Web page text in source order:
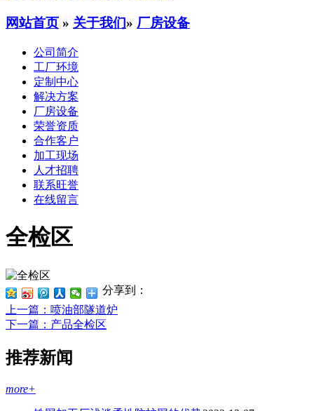
网站首页 » 关于我们» 厂房设备
公司简介
工厂环境
定制中心
解决方案
厂房设备
荣誉资质
合作客户
加工现场
人才招聘
联系旺誉
在线留言
全检区
分享到：
上一篇 ：喷油部隧道炉
下一篇 ：产品全检区
推荐新闻
more+